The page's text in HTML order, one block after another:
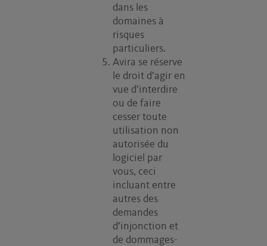
dans les
domaines à
risques
particuliers.
Avira se réserve
le droit d’agir en
vue d’interdire
ou de faire
cesser toute
utilisation non
autorisée du
logiciel par
vous, ceci
incluant entre
autres des
demandes
d’injonction et
de dommages-